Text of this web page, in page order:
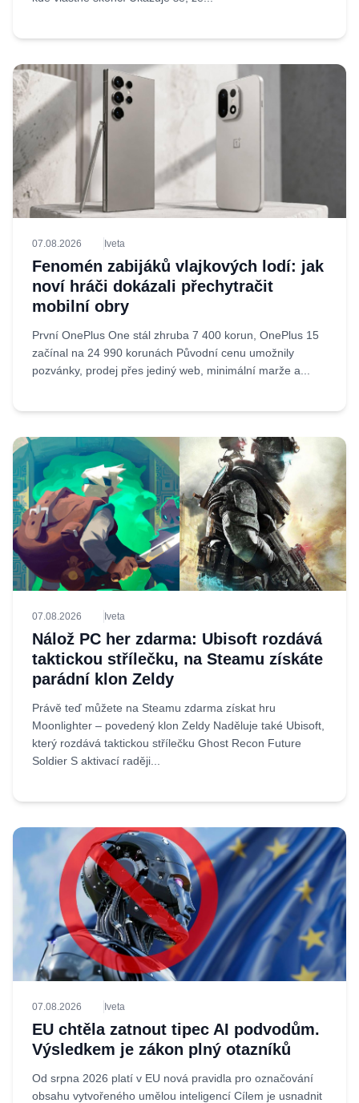
07.08.2026 Iveta
Fenomén zabijáků vlajkových lodí: jak
noví hráči dokázali přechytračit
mobilní obry
První OnePlus One stál zhruba 7 400 korun, OnePlus 15
začínal na 24 990 korunách Původní cenu umožnily
pozvánky, prodej přes jediný web, minimální marže a...
07.08.2026 Iveta
Nálož PC her zdarma: Ubisoft rozdává
taktickou střílečku, na Steamu získáte
parádní klon Zeldy
Právě teď můžete na Steamu zdarma získat hru
Moonlighter – povedený klon Zeldy Naděluje také Ubisoft,
který rozdává taktickou střílečku Ghost Recon Future
Soldier S aktivací raději...
07.08.2026 Iveta
EU chtěla zatnout tipec AI podvodům.
Výsledkem je zákon plný otazníků
Od srpna 2026 platí v EU nová pravidla pro označování
obsahu vytvořeného umělou inteligencí Cílem je usnadnit